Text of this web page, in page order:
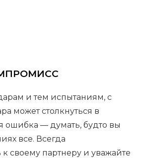
и тем испытаниям, с
может столкнуться в
ошибка — думать, будто вы
все. Всегда
своему партнеру и уважайте